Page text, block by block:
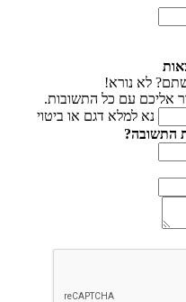
לא נורא!
אליכם עם כל התשובות.
נא למלא דגם או ביטוי
התשובה?